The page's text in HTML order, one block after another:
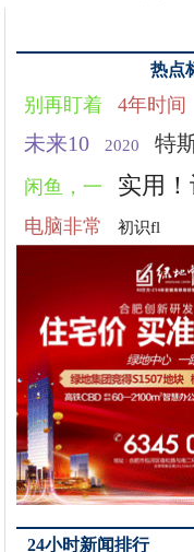
热点
别再盯着 4年时间
未来10 2020 特
闲鱼，一 实用
电脑非常
初识fl
24小时新闻排行